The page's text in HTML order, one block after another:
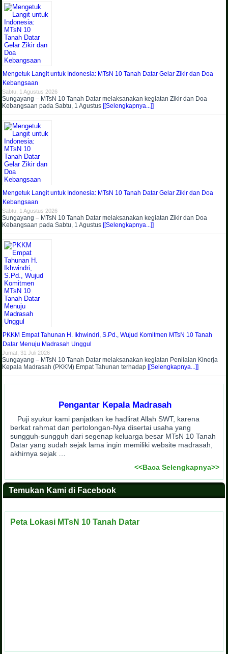
Mengetuk Langit untuk Indonesia: MTsN 10 Tanah Datar Gelar Zikir dan Doa
Kebangsaan
Sabtu, 1 Agustus 2026
Sungayang – MTsN 10 Tanah Datar melaksanakan kegiatan Zikir dan Doa
Kebangsaan pada Sabtu, 1 Agustus [[Selengkapnya...]]
Mengetuk Langit untuk Indonesia: MTsN 10 Tanah Datar Gelar Zikir dan Doa
Kebangsaan
Sabtu, 1 Agustus 2026
Sungayang – MTsN 10 Tanah Datar melaksanakan kegiatan Zikir dan Doa
Kebangsaan pada Sabtu, 1 Agustus [[Selengkapnya...]]
PKKM Empat Tahunan H. Ikhwindri, S.Pd., Wujud Komitmen MTsN 10 Tanah
Datar Menuju Madrasah Unggul
Jumat, 31 Juli 2026
Sungayang – MTsN 10 Tanah Datar melaksanakan kegiatan Penilaian Kinerja
Kepala Madrasah (PKKM) Empat Tahunan terhadap [[Selengkapnya...]]
Pengantar Kepala Madrasah
Puji syukur kami panjatkan ke hadlirat Allah SWT, karena
berkat rahmat dan pertolongan-Nya disertai usaha yang
sungguh-sungguh dari segenap keluarga besar MTsN 10 Tanah
Datar yang sudah sejak lama ingin memiliki website madrasah,
akhirnya sejak …
<<Baca Selengkapnya>>
Temukan Kami di Facebook
Peta Lokasi MTsN 10 Tanah Datar